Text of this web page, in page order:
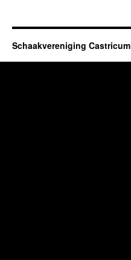
Schaakvereniging Castricum